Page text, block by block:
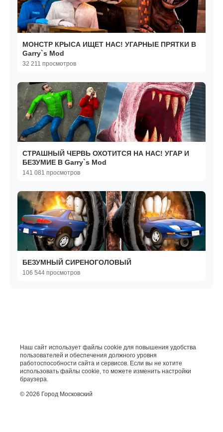
МОНСТР КРЫСА ИЩЕТ НАС! УГАРНЫЕ ПРЯТКИ В
Garry`s Mod
32 211 просмотров
СТРАШНЫЙ ЧЕРВЬ ОХОТИТСЯ НА НАС! УГАР И
БЕЗУМИЕ В Garry`s Mod
141 081 просмотров
БЕЗУМНЫЙ СИРЕНОГОЛОВЫЙ
106 544 просмотров
Наш сайт использует файлы cookie для повышения удобства
пользователей и обеспечения должного уровня
работоспособности сайта и сервисов. Если вы не хотите
использовать файлы cookie, то можете изменить настройки
браузера.
© 2026 Город Московский